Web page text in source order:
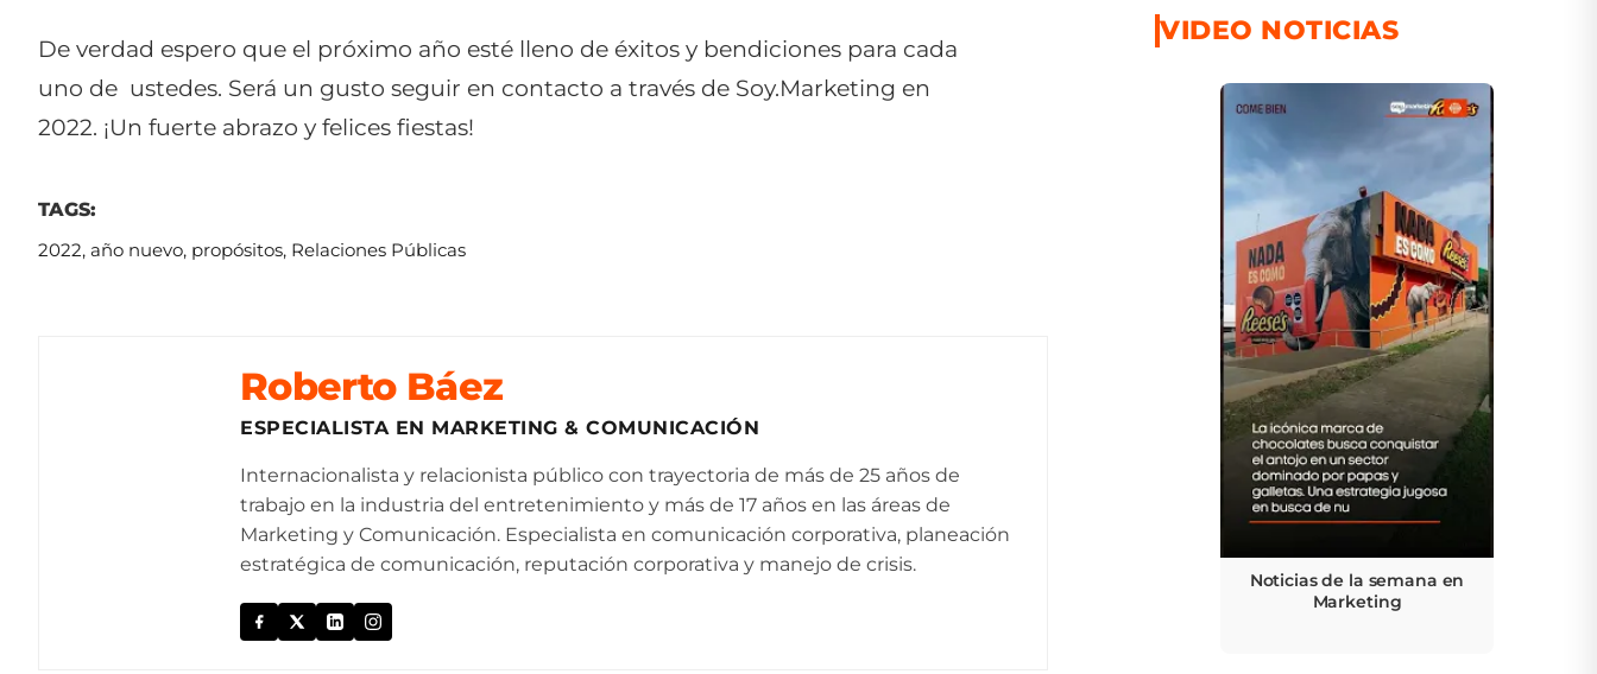
De verdad espero que el próximo año esté lleno de éxitos y bendiciones para cada
uno de ustedes. Será un gusto seguir en contacto a través de Soy.Marketing en
2022. ¡Un fuerte abrazo y felices fiestas!
TAGS:
2022, año nuevo, propósitos, Relaciones Públicas
Roberto Báez
ESPECIALISTA EN MARKETING & COMUNICACIÓN
Internacionalista y relacionista público con trayectoria de más de 25 años de
trabajo en la industria del entretenimiento y más de 17 años en las áreas de
Marketing y Comunicación. Especialista en comunicación corporativa, planeación
estratégica de comunicación, reputación corporativa y manejo de crisis.
VIDEO NOTICIAS
Noticias de la semana en
Marketing